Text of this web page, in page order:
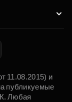
11.08.2015) и
публикуемые
Любая